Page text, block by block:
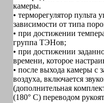
камеры.
• терморегулятор пульта
зависимости от типа
• при достижении
группа ТЭНов;
• при достижении
времени, которое
• после выхода камеры
воздуха, включается
(дополнительная
(180° С) переводом